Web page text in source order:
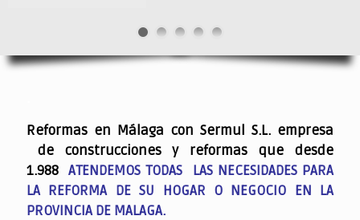
Reformas en Málaga con Sermul S.L. empresa
de construcciones y reformas que desde
1.988ATENDEMOS TODAS LAS NECESIDADES PARA
LA REFORMA DE SU HOGAR O NEGOCIO EN LA
PROVINCIA DE MALAGA.